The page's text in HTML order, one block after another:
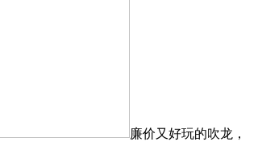
廉价又好玩的吹龙，